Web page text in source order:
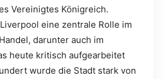
Vereinigtes Königreich.
eine zentrale Rolle im
darunter auch im
heute kritisch aufgearbeitet
wurde die Stadt stark von